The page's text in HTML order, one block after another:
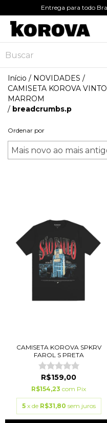
Entrega para todo
Início / NOVIDADES /
CAMISETA KOROVA
MARROM
/ breadcrumbs.p
Ordenar por
CAMISETA KOROVA SPKRV
FAROL S PRETA
R$159,00
R$154,23 com Pix
5 x de R$31,80 sem juros